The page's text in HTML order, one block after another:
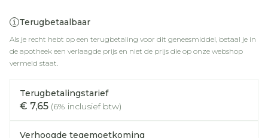
Terugbetaalbaar
Als je recht hebt op een terugbetaling voor dit geneesmiddel, betaal je in
de apotheek een verlaagde prijs en niet de prijs die op onze webshop
vermeld staat.
Terugbetalingstarief
€ 7,65 (6% inclusief btw)
Verhoogde tegemoetkoming